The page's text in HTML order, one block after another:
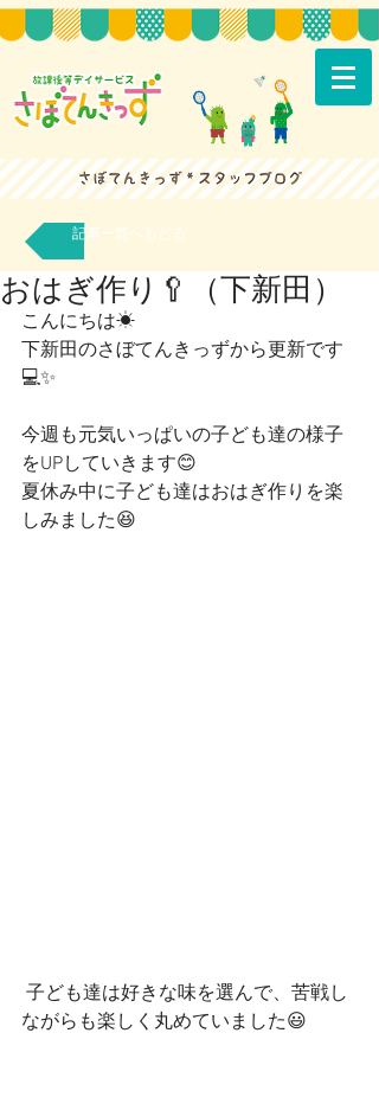
記事一覧へもどる
おはぎ作り🥄（下新田）
こんにちは☀
下新田のさぼてんきっずから更新です
💻✨
今週も元気いっぱいの子ども達の様子
をUPしていきます😊
夏休み中に子ども達はおはぎ作りを楽
しみました😆
ながらも楽しく丸めていました😃